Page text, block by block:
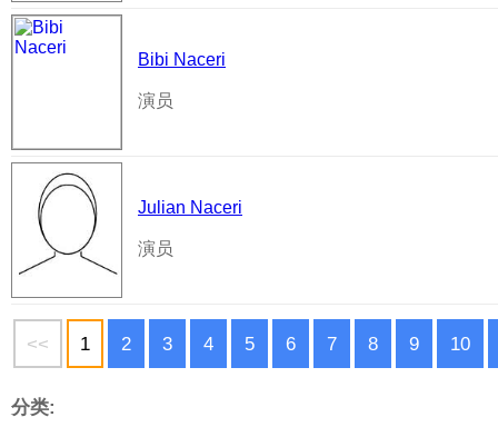
Bibi Naceri
演员
Julian Naceri
演员
<< 1 2 3 4 5 6 7 8 9 10
分类: